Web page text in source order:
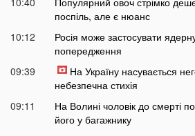
поспіль, але є нюанс
10:12
Росія може застосувати
попередження
09:39
На Україну насувається
небезпечна стихія
09:11
На Волині чоловік до смерті
його у багажнику